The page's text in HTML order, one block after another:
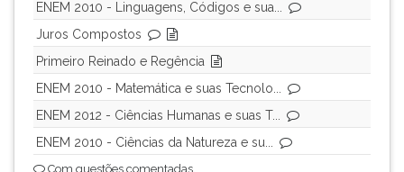
ENEM 2010 - Linguagens, Códigos e sua...
Juros Compostos
Primeiro Reinado e Regência
ENEM 2010 - Matemática e suas Tecnolo...
ENEM 2012 - Ciências Humanas e suas T...
ENEM 2010 - Ciências da Natureza e su...
Com questões comentadas.